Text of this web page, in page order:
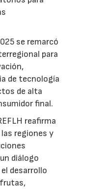
se remarcó
para
de tecnología
de alta
final.
reafirma
regiones y
diálogo
desarrollo